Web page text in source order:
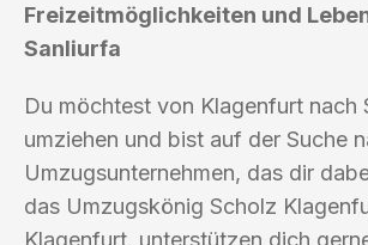
Freizeitmöglichkeiten und
Sanliurfa
Du möchtest von Klagenfurt nach
umziehen und bist auf der Suche
Umzugsunternehmen, das dir
das Umzugskönig Scholz
Klagenfurt, unterstützen dich